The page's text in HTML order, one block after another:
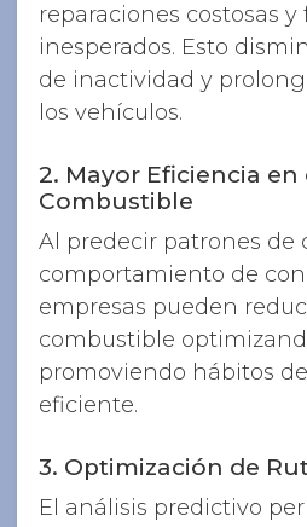
reparaciones costosas
inesperados. Esto
de inactividad y
los vehículos.
2. Mayor Eficiencia
Combustible
Al predecir patrones de
comportamiento de
empresas pueden
combustible
promoviendo hábitos
eficiente.
3. Optimización de
El análisis predictivo